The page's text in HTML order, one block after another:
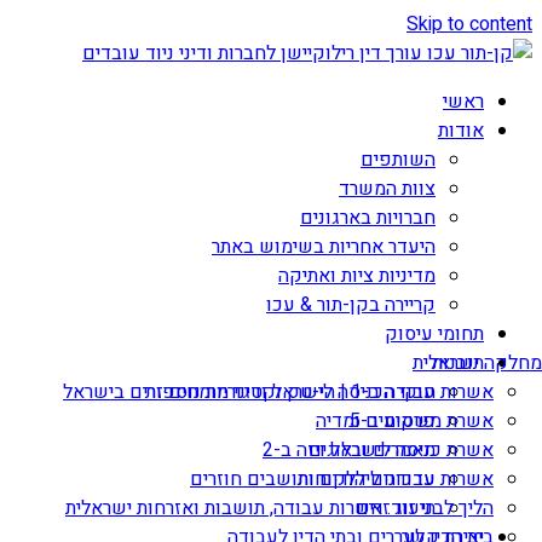
Skip to content
ראשי
אודות
השותפים
צוות המשרד
חברויות בארגונים
היעדר אחריות בשימוש באתר
מדיניות ציות ואתיקה
קריירה בקן-תור & עכו
תחומי עיסוק
מחלקה ישראלית
אשרות עבודה ב-1 | הי-טק וקטגוריות נוספות
אשרת משקיע ב-5
אשרת כניסה לישראל ויזה ב-2
אשרות עבודה ליהודים ותושבים חוזרים
הליך לבני זוג זרים
תובנות
חוקי הכניסה לישראל ודיני מומחים זרים בישראל
פרסומים ומדיה
מאמרים ובלוגים
עדכונים ללקוחות
תיעוד: אשרות עבודה, תושבות ואזרחות ישראלית